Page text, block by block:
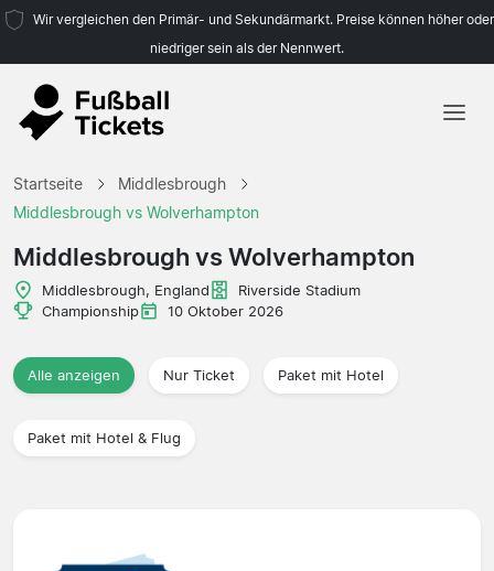
Wir vergleichen den Primär- und Sekundärmarkt. Preise können höher oder
niedriger sein als der Nennwert.
Mannschaften
Ligen
Reisebüros
Startseite
Middlesbrough
Middlesbrough vs Wolverhampton
Middlesbrough vs Wolverhampton
Middlesbrough, England
Riverside Stadium
Championship
10 Oktober 2026
Alle anzeigen Nur Ticket Paket mit Hotel
Paket mit Hotel & Flug